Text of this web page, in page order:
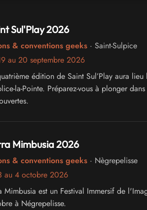
Sul'Play 2026
& conventions geeks· Saint-Sulpice
au 20 septembre 2026
édition de Saint Sul’Play aura
la-Pointe. Préparez-vous à plonger
Mimbusia 2026
& conventions geeks· Nègrepelisse
au 4 octobre 2026
Mimbusia est un Festival Immersif de
à Négrepelisse.